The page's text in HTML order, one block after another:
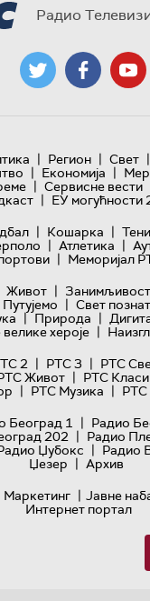
Радио
| Регион | Свет |
| Економија |
| Сервисне вести
| ЕУ могућности
| Кошарка |
| Атлетика |
| Меморијал
Живот |
Путујемо | Свет
| Природа |
хероје |
2 | РТС 3 | РТС
Живот | РТС
| РТС Музика | РТС
Београд 1 | Радио
202 | Радио
Џубокс | Радио
Џезер | Архив
Маркетинг | Јавне
Интернет портал